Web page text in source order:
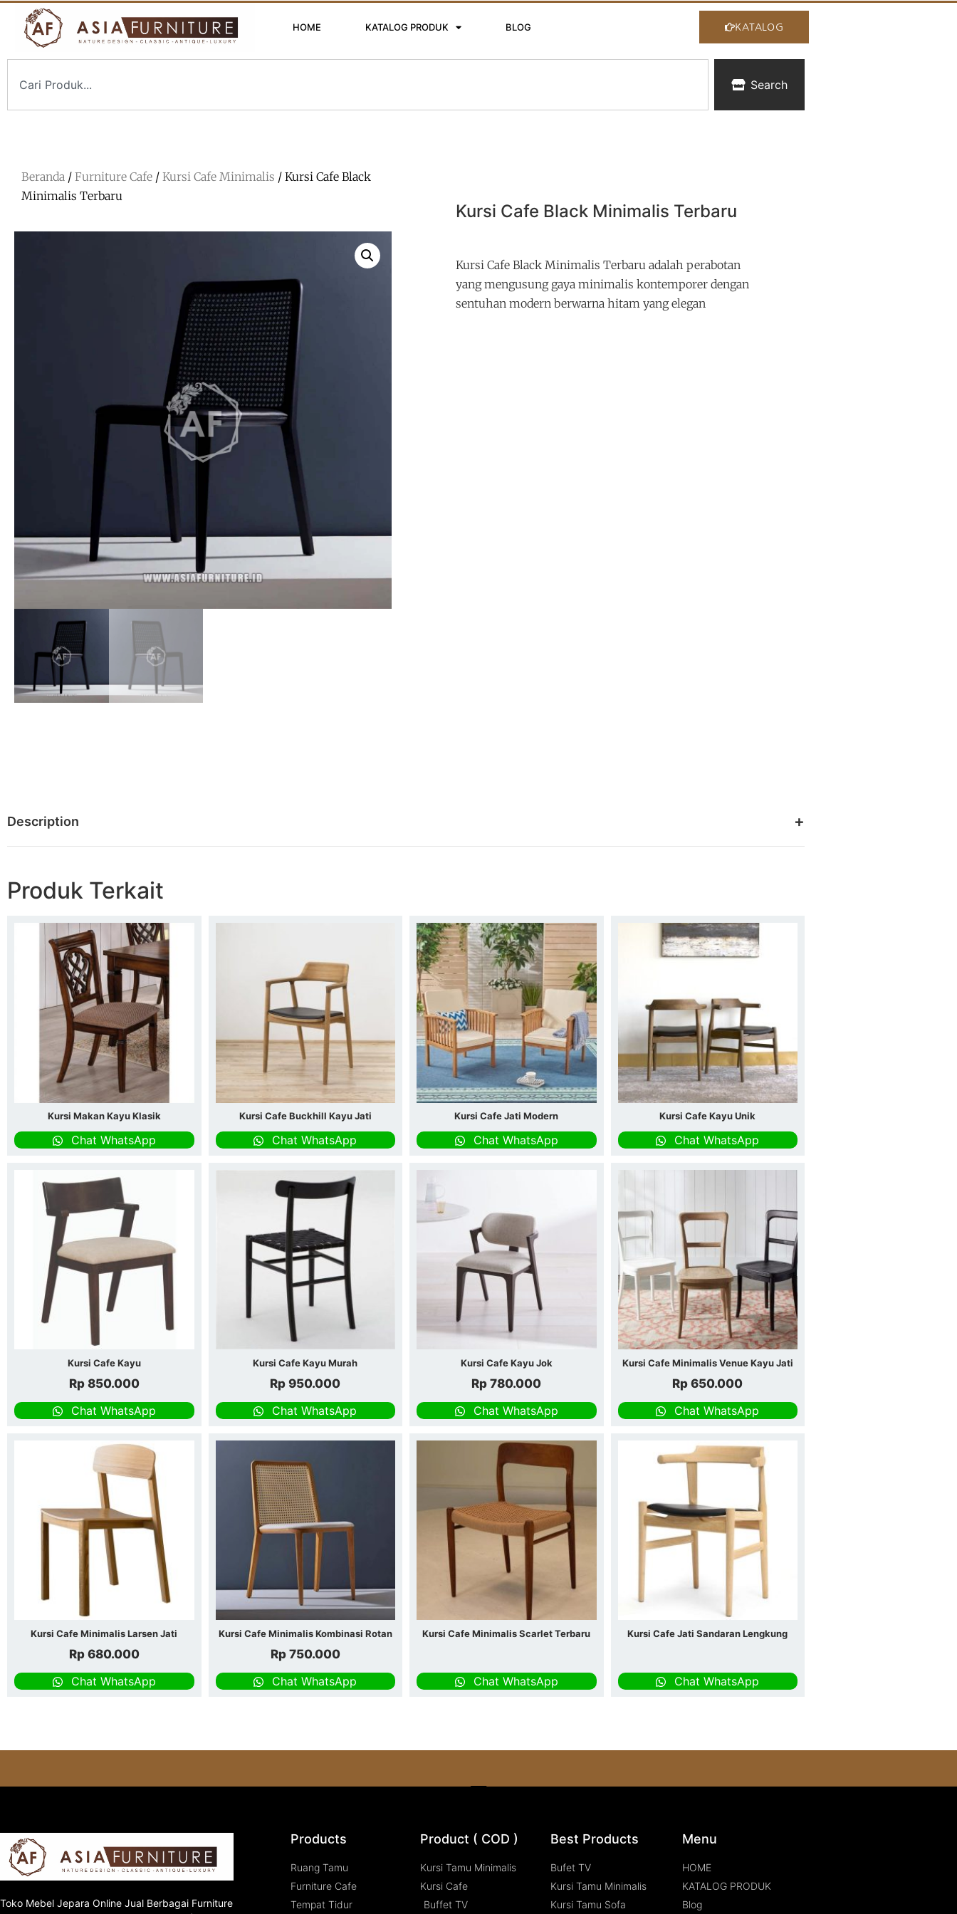
HOME KATALOG PRODUK BLOG KATALOG
Search
Beranda / Furniture Cafe / Kursi Cafe Minimalis / Kursi Cafe Black
Minimalis Terbaru
Kursi Cafe Black Minimalis Terbaru
Kursi Cafe Black Minimalis Terbaru adalah perabotan
yang mengusung gaya minimalis kontemporer dengan
sentuhan modern berwarna hitam yang elegan
Description
Produk Terkait
Kursi Makan Kayu Klasik
Chat WhatsApp
Kursi Cafe Buckhill Kayu Jati
Chat WhatsApp
Kursi Cafe Jati Modern
Chat WhatsApp
Kursi Cafe Kayu Unik
Chat WhatsApp
Kursi Cafe Kayu
Rp850.000
Chat WhatsApp
Kursi Cafe Kayu Murah
Rp 950.000
Chat WhatsApp
Kursi Cafe Kayu Jok
Rp 780.000
Chat WhatsApp
Kursi Cafe Minimalis Venue Kayu Jati
Rp 650.000
Chat WhatsApp
Kursi Cafe Minimalis Larsen Jati
Rp680.000
Chat WhatsApp
Kursi Cafe Minimalis Kombinasi Rotan
Rp750.000
Chat WhatsApp
Kursi Cafe Minimalis Scarlet Terbaru
Chat WhatsApp
Kursi Cafe Jati Sandaran Lengkung
Chat WhatsApp
Toko Mebel Jepara Online Jual Berbagai Furniture
Products
Ruang Tamu
Furniture Cafe
Tempat Tidur
Product ( COD )
Kursi Tamu Minimalis
Kursi Cafe
Buffet TV
Best Products
Bufet TV
Kursi Tamu Minimalis
Kursi Tamu Sofa
Menu
HOME
KATALOG PRODUK
Blog